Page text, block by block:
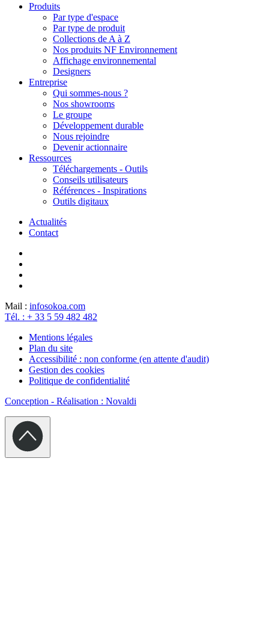
Produits
Par type d'espace
Par type de produit
Collections de A à Z
Nos produits NF Environnement
Affichage environnemental
Designers
Entreprise
Qui sommes-nous ?
Nos showrooms
Le groupe
Développement durable
Nous rejoindre
Devenir actionnaire
Ressources
Téléchargements - Outils
Conseils utilisateurs
Références - Inspirations
Outils digitaux
Actualités
Contact
Mail : infosokoa.com
Tél. : + 33 5 59 482 482
Mentions légales
Plan du site
Accessibilité : non conforme (en attente d'audit)
Gestion des cookies
Politique de confidentialité
Conception - Réalisation : Novaldi